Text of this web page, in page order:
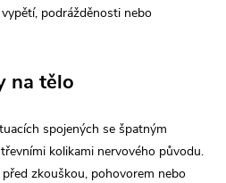
podrážděnosti nebo
na tělo
spojených se špatným
kolikami nervového původu.
zkouškou, pohovorem nebo